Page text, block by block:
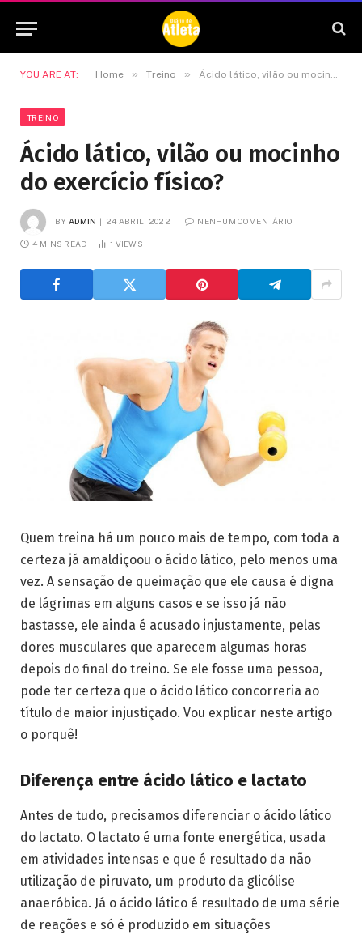
YOU ARE AT: Home » Treino » Ácido lático, vilão ou mocinho do exercício físico?
TREINO
Ácido lático, vilão ou mocinho
do exercício físico?
BY ADMIN 24 ABRIL, 2022 NENHUM COMENTÁRIO
4 MINS READ 1 VIEWS
Quem treina há um pouco mais de tempo, com toda a
certeza já amaldiçoou o ácido lático, pelo menos uma
vez. A sensação de queimação que ele causa é digna
de lágrimas em alguns casos e se isso já não
bastasse, ele ainda é acusado injustamente, pelas
dores musculares que aparecem algumas horas
depois do final do treino. Se ele fosse uma pessoa,
pode ter certeza que o ácido lático concorreria ao
título de maior injustiçado. Vou explicar neste artigo
o porquê!
Diferença entre ácido lático e lactato
Antes de tudo, precisamos diferenciar o ácido lático
do lactato. O lactato é uma fonte energética, usada
em atividades intensas e que é resultado da não
utilização de piruvato, um produto da glicólise
anaeróbica. Já o ácido lático é resultado de uma série
de reações e só é produzido em situações